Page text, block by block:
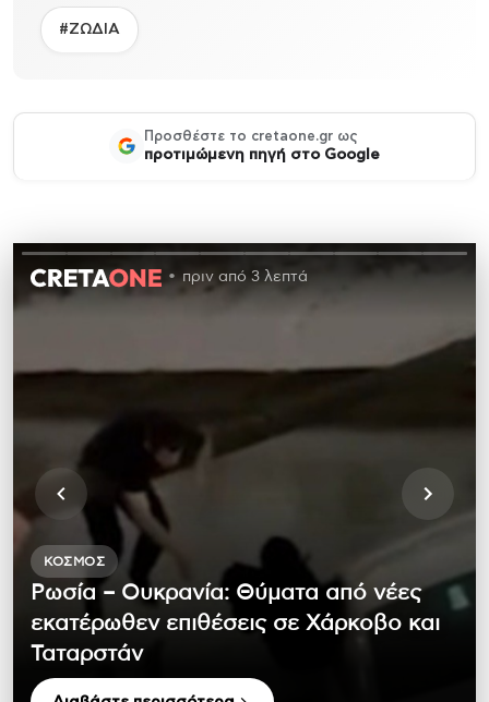
#ΖΩΔΙΑ
Προσθέστε το cretaone.gr ως
προτιμώμενη πηγή στο Google
πριν από 3 λεπτά
ΚΌΣΜΟΣ
Ρωσία – Ουκρανία: Θύματα από νέες
εκατέρωθεν επιθέσεις σε Χάρκοβο και
Ταταρστάν